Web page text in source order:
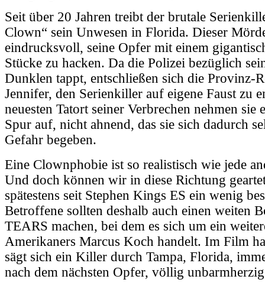
Seit über 20 Jahren treibt der brutale
Clown“ sein Unwesen in Florida. Dieser
eindrucksvoll, seine Opfer mit einem
Stücke zu hacken. Da die Polizei bezüglich
Dunklen tappt, entschließen sich die Provinz-
Jennifer, den Serienkiller auf eigene Faust zu
neuesten Tatort seiner Verbrechen nehmen sie
Spur auf, nicht ahnend, das sie sich dadurch
Gefahr begeben.
Eine Clownphobie ist so realistisch wie jede
Und doch können wir in diese Richtung
spätestens seit Stephen Kings ES ein wenig
Betroffene sollten deshalb auch einen weiten
TEARS machen, bei dem es sich um ein
Amerikaners Marcus Koch handelt. Im Film
sägt sich ein Killer durch Tampa, Florida,
nach dem nächsten Opfer, völlig